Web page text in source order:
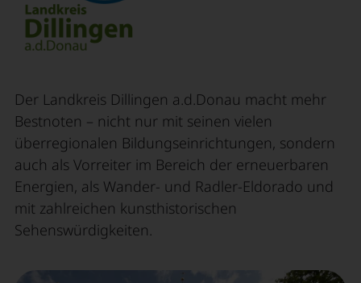
Der Landkreis Dillingen a.d.Donau macht mehr
Bestnoten – nicht nur mit seinen vielen
überregionalen Bildungseinrichtungen, sondern
auch als Vorreiter im Bereich der erneuerbaren
Energien, als Wander- und Radler-Eldorado und
mit zahlreichen kunsthistorischen
Sehenswürdigkeiten.